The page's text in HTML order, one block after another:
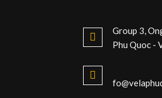
Group 3,
Phu Quoc -